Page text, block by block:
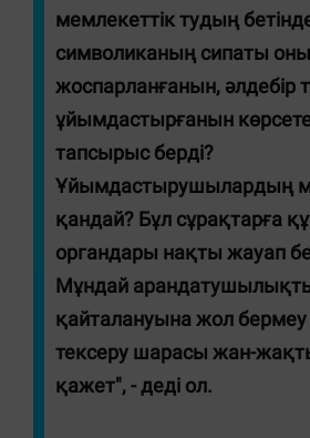
мемлекеттік тудың
символиканың сипаты
жоспарланғанын, әлдебір
ұйымдастырғанын
тапсырыс берді?
Ұйымдастырушылардың
қандай? Бұл сұрақтарға
органдары нақты жауап
Мұндай
қайталануына жол бермеу
тексеру шарасы жан-жақты
қажет", - деді ол.